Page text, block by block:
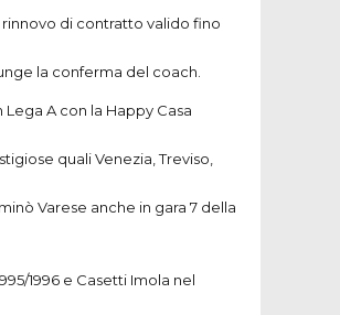
di contratto valido fino
la conferma del coach.
A con la Happy Casa
quali Venezia, Treviso,
Varese anche in gara 7 della
1996 e Casetti Imola nel